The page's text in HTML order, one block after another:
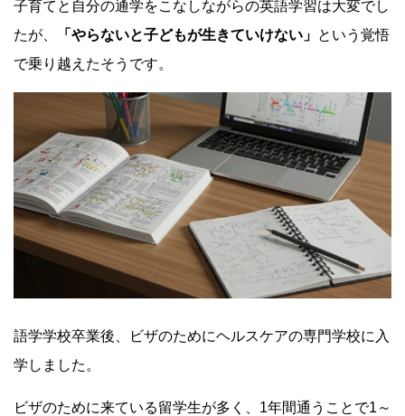
子育てと 自分の通学をこなしながらの英語学習は大変でし
たが、
「やらないと子どもが生きていけない」 という覚悟
で乗り越えたそうです。
語学学校卒業後、ビザのためにヘルスケアの専門学校に入
学しました。
ビザのために来ている留学生が多く、1年間通うことで1～